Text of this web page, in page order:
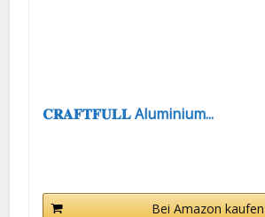
𝐂𝐑𝐀𝐅𝐓𝐅𝐔𝐋𝐋 Aluminium...
Bei Amazon kaufen